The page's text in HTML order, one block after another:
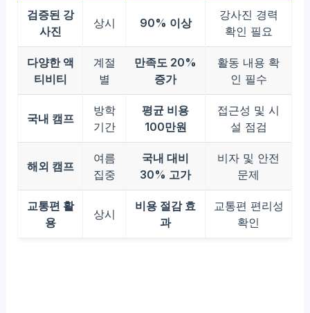
검증된 강
사진
상시 90% 이상
강사진 경력
확인 필요
다양한 액
티비티
계절
별
만족도 20%
증가
활동 내용 확
인 필수
국내 캠프
방학
기간
평균 비용
100만원
접근성 및 시
설 점검
해외 캠프
여름
집중
국내 대비
30% 고가
비자 및 안전
문제
교통편 활
용
상시
비용 절감 효
과
교통편 편리성
확인